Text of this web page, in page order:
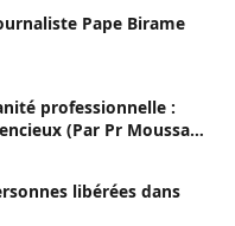
Pape Birame
professionnelle :
(Par Pr Moussa
libérées dans